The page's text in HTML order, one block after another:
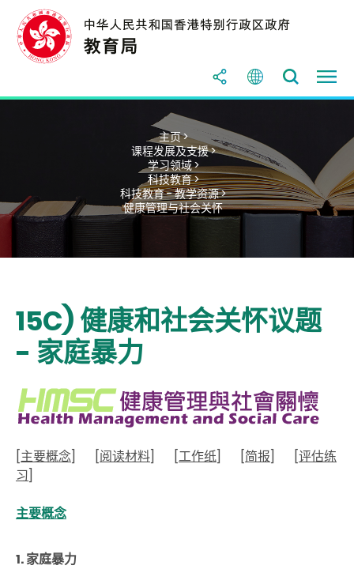
主页 >
课程发展及支援 >
学习领域 >
科技教育 >
科技教育 - 教学资源 >
健康管理与社会关怀
15C) 健康和社会关怀议题
- 家庭暴力
[主要概念] [阅读材料] [工作纸] [简报] [评估练
习]
主要概念
1. 家庭暴力